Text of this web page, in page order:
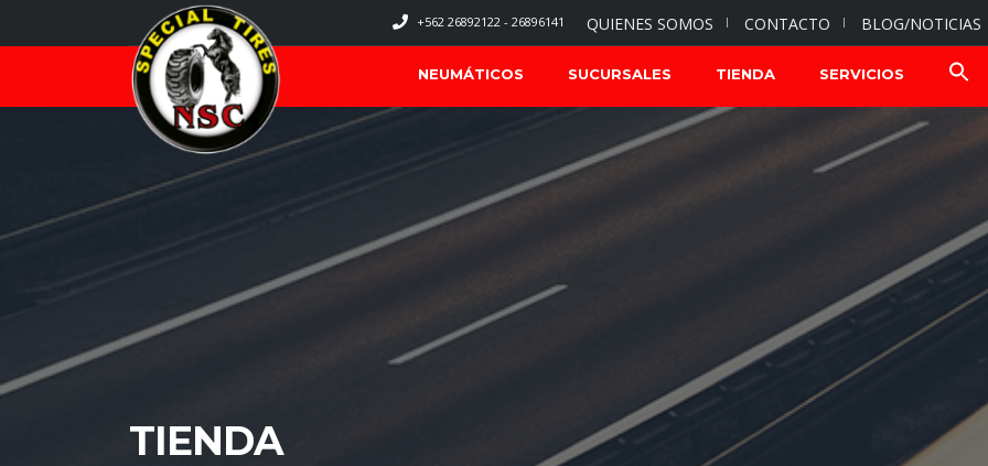
QUIENES SOMOS CONTACTO BLOG/NOTICIAS
+562 26892122 - 26896141
NEUMÁTICOS SUCURSALES TIENDA SERVICIOS
TIENDA